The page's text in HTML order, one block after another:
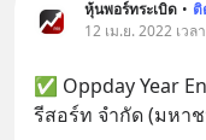
หุ้นพอร์ทระเบิด •
12 เม.ย. 2022 เว
✅ Oppday Year
รีสอร์ท จำกัด (มหาช